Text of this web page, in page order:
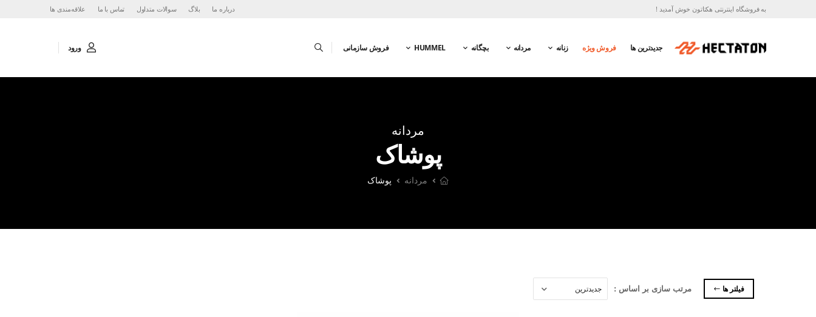
به فروشگاه اینترنتی هکتاتون خوش آمدید ! درباره ما بلاگ سوالات متداول تماس با ما ‌علاقه‌مندی ها
جدیدترین ها فروش ویژه زنانه مردانه بچگانه HUMMEL فروش سازمانی ورود
مردانه
پوشاک
مردانه پوشاک
فیلتر ها مرتب سازی بر اساس :